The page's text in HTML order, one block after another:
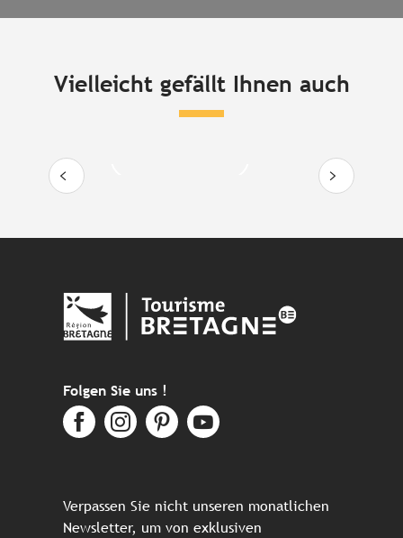
Vielleicht gefällt Ihnen auch
Mit der Familie auf dem Bauernhof
Folgen Sie uns !
Verpassen Sie nicht unseren monatlichen
Newsletter, um von exklusiven